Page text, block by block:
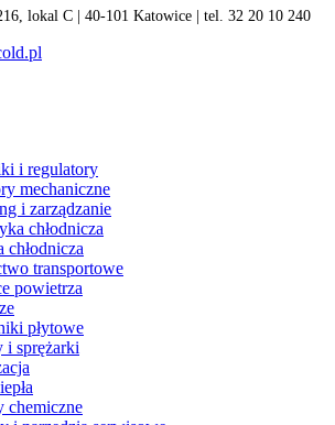
lokal C | 40-101 Katowice | tel. 32 20 10 240
i regulatory
mechaniczne
i zarządzanie
chłodnicza
chłodnicza
transportowe
powietrza
płytowe
i sprężarki
chemiczne